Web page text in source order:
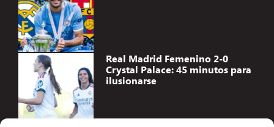
Real Madrid Femenino 2-0
Crystal Palace: 45 minutos para
ilusionarse